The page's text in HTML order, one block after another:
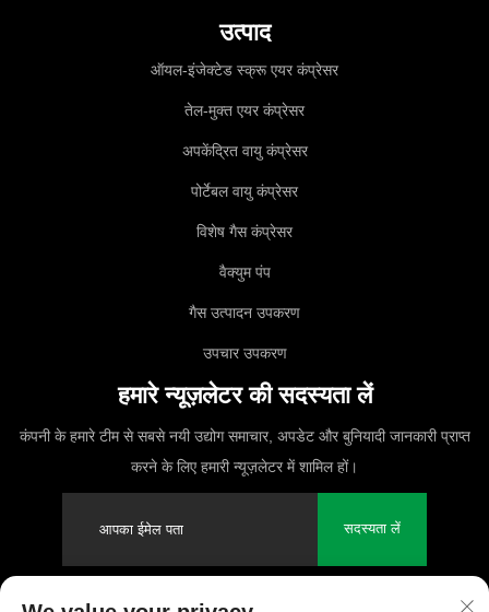
उत्पाद
ऑयल-इंजेक्टेड स्क्रू एयर कंप्रेसर
तेल-मुक्त एयर कंप्रेसर
अपकेंद्रित वायु कंप्रेसर
पोर्टेबल वायु कंप्रेसर
विशेष गैस कंप्रेसर
वैक्युम पंप
गैस उत्पादन उपकरण
उपचार उपकरण
हमारे न्यूज़लेटर की सदस्यता लें
कंपनी के हमारे टीम से सबसे नयी उद्योग समाचार, अपडेट और बुनियादी जानकारी प्राप्त
करने के लिए हमारी न्यूज़लेटर में शामिल हों।
सदस्यता लें